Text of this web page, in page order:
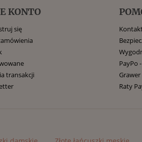
KONTO
się
transakcji
PayPo
Grawer
Raty